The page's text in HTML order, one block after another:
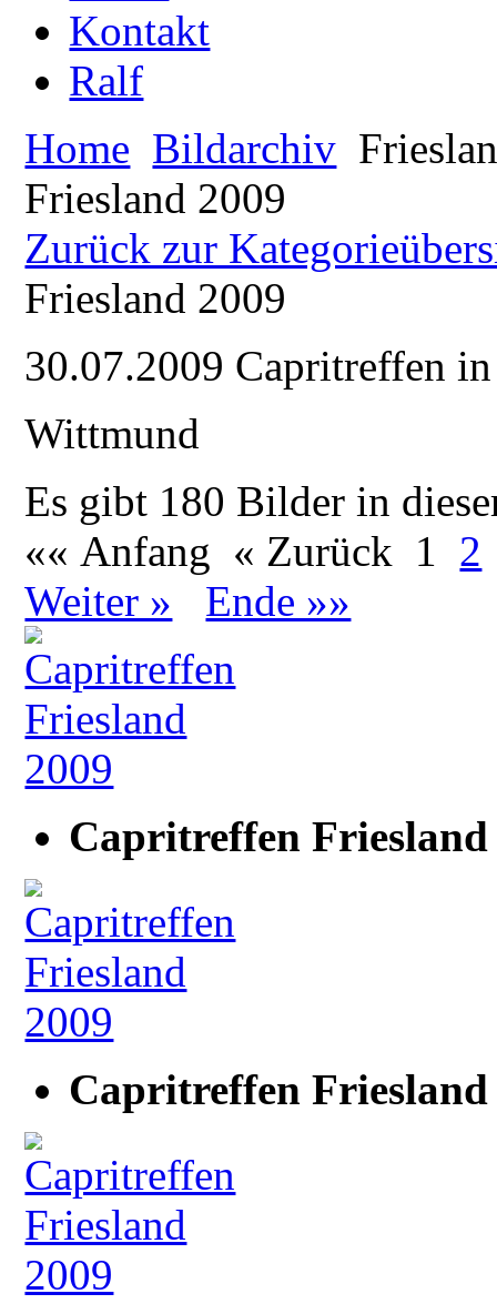
Kontakt
Ralf
Home Bildarchiv
Friesland 2009
Zurück zur
Friesland 2009
30.07.2009 Capritreffen
Wittmund
Es gibt 180 Bilder in
«« Anfang « Zurück 1 2
Weiter »
Ende »»
Capritreffen Friesland
Capritreffen Friesland